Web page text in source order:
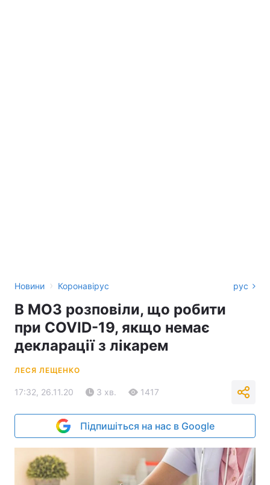
Новини › Коронавірус рус
В МОЗ розповіли, що робити
при COVID-19, якщо немає
декларації з лікарем
ЛЕСЯ ЛЕЩЕНКО
17:32, 26.11.20 3 хв. 1417
Підпишіться на нас в Google